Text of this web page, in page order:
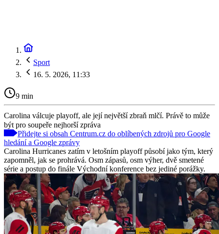
Sport
16. 5. 2026, 11:33
9 min
Carolina válcuje playoff, ale její největší zbraň mlčí. Právě to může
být pro soupeře nejhorší zpráva
Přidejte si obsah Centrum.cz do oblíbených zdrojů pro Google
hledání a Google zprávy
Carolina Hurricanes zatím v letošním playoff působí jako tým, který
zapomněl, jak se prohrává. Osm zápasů, osm výher, dvě smetené
série a postup do finále Východní konference bez jediné porážky.